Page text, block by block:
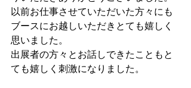
以前お仕事させていただいた方々にも
ブースにお越しいただきとても嬉しく
思いました。
出展者の方々とお話しできたこともと
ても嬉しく刺激になりました。